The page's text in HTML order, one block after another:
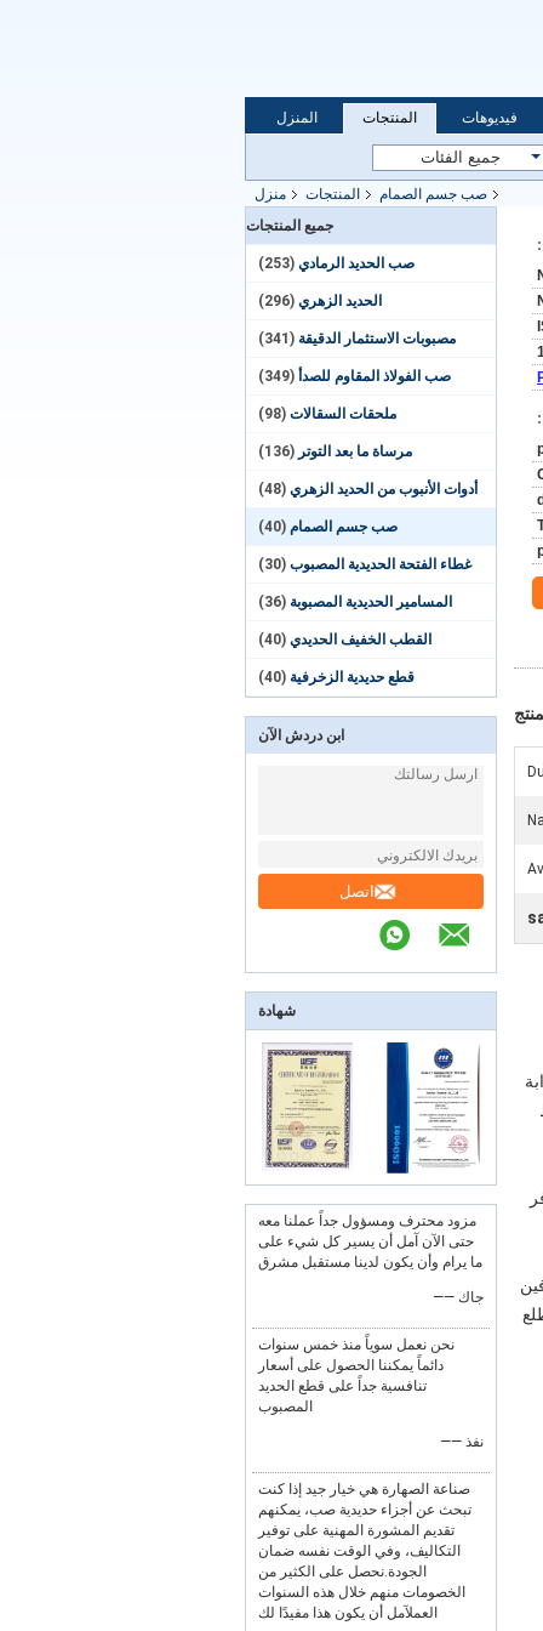
المنزل المنتجات فيديوهات
منزل المنتجات صب جسم الصمام
جميع المنتجات
صب الحديد الرمادي (253)
الحديد الزهري (296)
مصبوبات الاستثمار الدقيقة (341)
صب الفولاذ المقاوم للصدأ (349)
ملحقات السقالات (98)
مرساة ما بعد التوتر (136)
أدوات الأنبوب من الحديد الزهري (48)
صب جسم الصمام (40)
غطاء الفتحة الحديدية المصبوب (30)
المسامير الحديدية المصبوبة (36)
القطب الخفيف الحديدي (40)
قطع حديدية الزخرفية (40)
ابن دردش الآن
اتصل
شهادة
مزود محترف ومسؤول جداً عملنا معه
حتى الآن آمل أن يسير كل شيء على
ما يرام وأن يكون لدينا مستقبل مشرق
—— جاك
نحن نعمل سوياً منذ خمس سنوات
دائماً يمكننا الحصول على أسعار
تنافسية جداً على قطع الحديد
المصبوب
—— نفذ
صناعة الصهارة هي خيار جيد إذا كنت
تبحث عن أجزاء حديدية صب، يمكنهم
تقديم المشورة المهنية على توفير
التكاليف، وفي الوقت نفسه ضمان
الجودة.نحصل على الكثير من
الخصومات منهم خلال هذه السنوات
العملآمل أن يكون هذا مفيدًا لك